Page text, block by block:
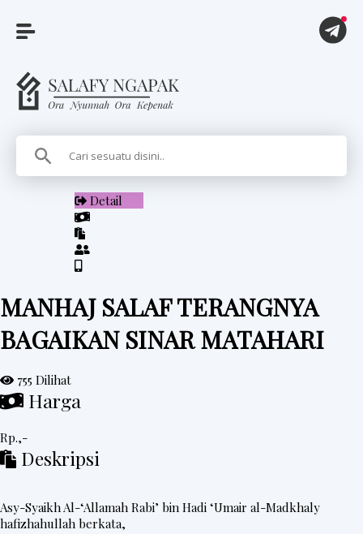
P
i
e
d
h
n
Detail
MANHAJ SALAF TERANGNYA
BAGAIKAN SINAR MATAHARI
755 Dilihat
Harga
Rp.,-
Deskripsi
Asy-Syaikh Al-‘Allamah Rabi’ bin Hadi ‘Umair al-Madkhaly
hafizhahullah berkata,